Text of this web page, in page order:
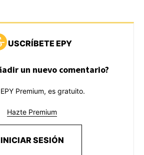
USCRÍBETE EPY
un nuevo comentario?
Premium, es gratuito.
Hazte Premium
INICIAR SESIÓN